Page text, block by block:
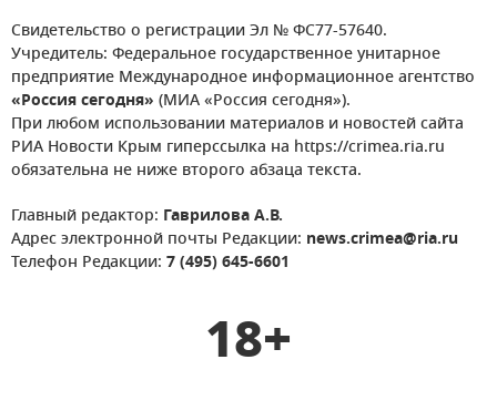
Свидетельство о регистрации Эл № ФС77-57640.
Учредитель: Федеральное государственное унитарное
предприятие Международное информационное агентство
«Россия сегодня» (МИА «Россия сегодня»).
При любом использовании материалов и новостей сайта
РИА Новости Крым гиперссылка на https://crimea.ria.ru
обязательна не ниже второго абзаца текста.
Главный редактор: Гаврилова А.В.
Адрес электронной почты Редакции: news.crimea@ria.ru
Телефон Редакции: 7 (495) 645-6601
18+